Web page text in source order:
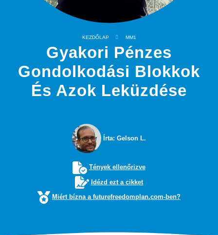
KEZDŐLAP MM1
Gyakori Pénzes
Gondolkodási Blokkok
És Azok Leküzdése
Írta: Gelson L.
Tények ellenőrizve
Idézd ezt a cikket
Miért bízna a futurefreedomplan.com-ben?